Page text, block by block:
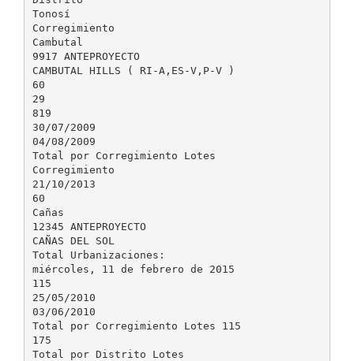
Tonosí
Corregimiento
Cambutal
9917 ANTEPROYECTO
CAMBUTAL HILLS ( RI-A,ES-V,P-V )
60
29
819
30/07/2009
04/08/2009
Total por Corregimiento Lotes
Corregimiento
21/10/2013
60
Cañas
12345 ANTEPROYECTO
CAÑAS DEL SOL
Total Urbanizaciones:
miércoles, 11 de febrero de 2015
115
25/05/2010
03/06/2010
Total por Corregimiento Lotes 115
175
Total por Distrito Lotes